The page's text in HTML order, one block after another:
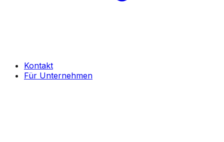
Kontakt
Für Unternehmen